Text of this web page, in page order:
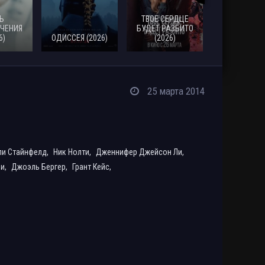
ОДИССЕЯ (2026)
ТВОЕ СЕРДЦЕ
БУДЕТ РАЗБИТО
(2026)
25 марта 2014
Стайнфелд, Ник Нолти,
Дженнифер Джейсон Ли,
Джоэль Бергер, Грант Кейс,